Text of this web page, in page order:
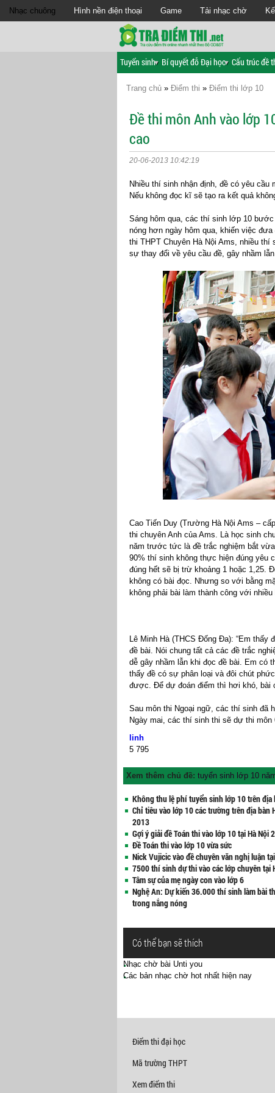
Nhạc chuông Hình nền điện thoại Game Tải nhạc chờ
Tuyển sinh Bí quyết đỗ Đại học Cấu trúc đề
Trang chủ » Điểm thi » Điểm thi lớp 10
Đề thi môn Anh vào lớp
cao
20-06-2013 10:42:19
Nhiều thí sinh nhận định, đề có yêu
Nếu không đọc kĩ sẽ tạo ra kết quả
Sáng hôm qua, các thí sinh lớp 10
nóng hơn ngày hôm qua, khiến việc
thi THPT Chuyên Hà Nội Ams, nhiều
sự thay đổi về yêu cầu đề, gây nhầm
Cao Tiến Duy (Trường Hà Nội Ams –
thi chuyên Anh của Ams. Là học sinh
năm trước tức là đề trắc nghiệm bắt
90% thí sinh không thực hiện đúng yêu
đúng hết sẽ bị trừ khoảng 1 hoặc 1,25.
không có bài đọc. Nhưng so với bằng
không phải bài làm thành công với nhiều
Lê Minh Hà (THCS Đống Đa): “Em
đề bài. Nói chung tất cả các đề trắc
dễ gây nhầm lẫn khi đọc đề bài. Em có
thấy đề có sự phân loại và đôi chút
được. Để dự đoán điểm thì hơi khó, bài
Sau môn thi Ngoại ngữ, các thí sinh đã
Ngày mai, các thí sinh thi sẽ dự thi môn
linh
5 795
Xem thêm chủ đề: tuyển sinh lớp 10
Không thu lệ phí tuyển sinh lớp 10 trên địa
Chỉ tiêu vào lớp 10 các trường trên địa bàn
2013
Gợi ý giải đề Toán thi vào lớp 10 tại Hà Nội
Đề Toán thi vào lớp 10 vừa sức
Nick Vujicic vào đề chuyên văn nghị luận
7500 thí sinh dự thi vào các lớp chuyên tại
Tâm sự của mẹ ngày con vào lớp 6
Nghệ An: Dự kiến 36.000 thí sinh làm bài
trong nắng nóng
Có thể bạn sẽ thích
Nhạc chờ bài Unti you
Các bản nhạc chờ hot nhất hiện nay
Điểm thi đại học
Mã trường THPT
Xem điểm thi